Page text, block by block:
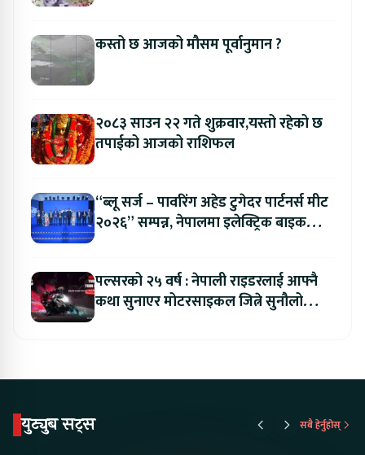
कस्तो छ आजको मौसम पूर्वानुमान ?
२०८३ साउन २२ गते शुक्रवार,यस्तो रहेको छ
तपाईको आजको राशिफल
“ब्लू सर्ज – पावरिंग अहेड टुगेदर पार्टनर्स मीट
२०२६” सम्पन्न, नेपालमा इलेक्ट्रिक बाइक
पल्सरको २५ वर्ष : नेपाली राइडरलाई आफ्नै
कथा सुनाएर मोटरसाइकल जित्ने सुनौलो
युट्युब सट्स सबै हेर्नुहोस्